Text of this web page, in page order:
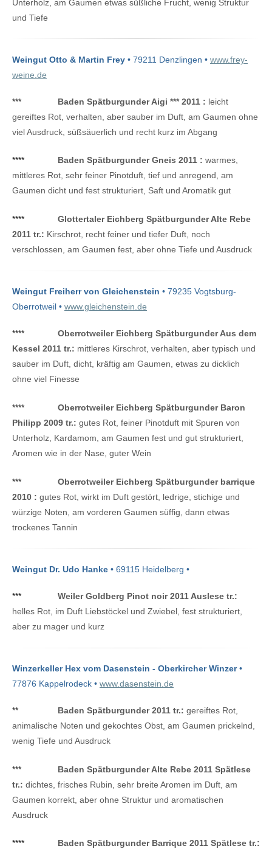
Unterholz, am Gaumen etwas süßliche Frucht, wenig Struktur
und Tiefe
Weingut Otto & Martin Frey • 79211 Denzlingen • www.frey-
weine.de
*** Baden Spätburgunder Aigi *** 2011 : leicht
gereiftes Rot, verhalten, aber sauber im Duft, am Gaumen ohne
viel Ausdruck, süßsäuerlich und recht kurz im Abgang
**** Baden Spätburgunder Gneis 2011 : warmes,
mittleres Rot, sehr feiner Pinotduft, tief und anregend, am
Gaumen dicht und fest strukturiert, Saft und Aromatik gut
****
Glottertaler Eichberg Spätburgunder Alte Rebe
2011 tr.: Kirschrot, recht feiner und tiefer Duft, noch
verschlossen, am Gaumen fest, aber ohne Tiefe und Ausdruck
Weingut Freiherr von Gleichenstein • 79235 Vogtsburg-
Oberrotweil • www.gleichenstein.de
****
Oberrotweiler Eichberg Spätburgunder Aus dem
Kessel 2011 tr.: mittleres Kirschrot, verhalten, aber typisch und
sauber im Duft, dicht, kräftig am Gaumen, etwas zu dicklich
ohne viel Finesse
****
Oberrotweiler Eichberg Spätburgunder Baron
Philipp 2009 tr.: gutes Rot, feiner Pinotduft mit Spuren von
Unterholz, Kardamom, am Gaumen fest und gut strukturiert,
Aromen wie in der Nase, guter Wein
***
Oberrotweiler Eichberg Spätburgunder barrique
2010 : gutes Rot, wirkt im Duft gestört, ledrige, stichige und
würzige Noten, am vorderen Gaumen süffig, dann etwas
trockenes Tannin
Weingut Dr. Udo Hanke • 69115 Heidelberg •
***
Weiler Goldberg Pinot noir 2011 Auslese tr.:
helles Rot, im Duft Liebstöckel und Zwiebel, fest strukturiert,
aber zu mager und kurz
Winzerkeller Hex vom Dasenstein - Oberkircher Winzer•
77876 Kappelrodeck • www.dasenstein.de
** Baden Spätburgunder 2011 tr.: gereiftes Rot,
animalische Noten und gekochtes Obst, am Gaumen prickelnd,
wenig Tiefe und Ausdruck
***
Baden Spätburgunder Alte Rebe 2011 Spätlese
tr.: dichtes, frisches Rubin, sehr breite Aromen im Duft, am
Gaumen korrekt, aber ohne Struktur und aromatischen
Ausdruck
****
Baden Spätburgunder Barrique 2011 Spätlese tr.: